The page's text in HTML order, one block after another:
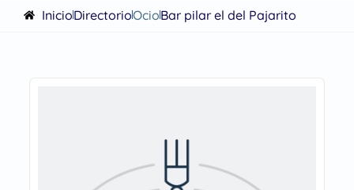
InicioDirectorioOcioBar pilar el del Pajarito